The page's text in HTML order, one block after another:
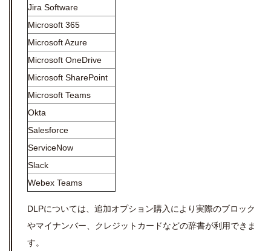
Jira Software
Microsoft 365
Microsoft Azure
Microsoft OneDrive
Microsoft SharePoint
Microsoft Teams
Okta
Salesforce
ServiceNow
Slack
Webex Teams
DLPについては、追加オプション購入により実際のブロック
やマイナンバー、クレジットカードなどの辞書が利用できま
す。